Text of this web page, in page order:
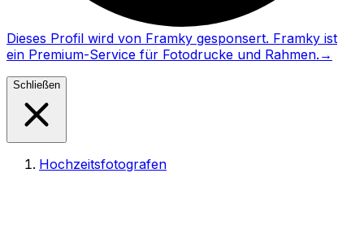
Dieses Profil wird von Framky gesponsert. Framky ist
ein Premium-Service für Fotodrucke und Rahmen. →
Schließen
Hochzeitsfotografen